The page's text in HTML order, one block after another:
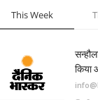
This Week
किया